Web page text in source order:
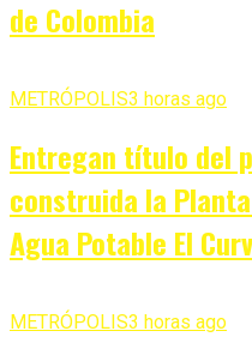
de Colombia
METRÓPOLIS3 horas ago
Entregan título del
construida la
Agua Potable El
METRÓPOLIS3 horas ago